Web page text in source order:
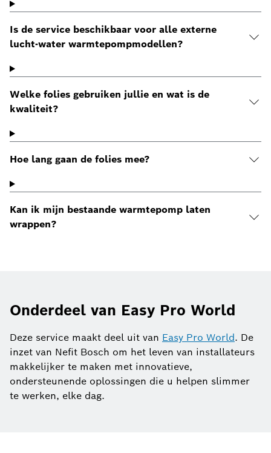
Is de service beschikbaar voor alle externe
lucht-water warmtepompmodellen?
Welke folies gebruiken jullie en wat is de
kwaliteit?
Hoe lang gaan de folies mee?
Kan ik mijn bestaande warmtepomp laten
wrappen?
Onderdeel van Easy Pro World
Deze service maakt deel uit van Easy Pro World. De
inzet van Nefit Bosch om het leven van installateurs
makkelijker te maken met innovatieve,
ondersteunende oplossingen die u helpen slimmer
te werken, elke dag.